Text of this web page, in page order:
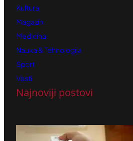
Kultura
Magazin
Medicina
Nauka & Tehnologija
Sport
Vesti
Najnoviji postovi